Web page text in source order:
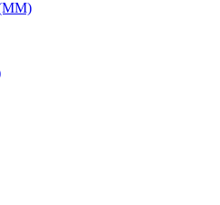
(ММ)